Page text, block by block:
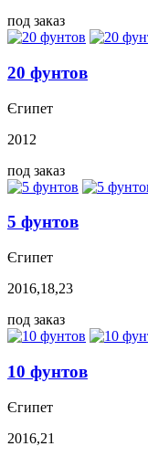
под заказ
20 фунтов
Єгипет
2012
под заказ
5 фунтов
Єгипет
2016,18,23
под заказ
10 фунтов
Єгипет
2016,21